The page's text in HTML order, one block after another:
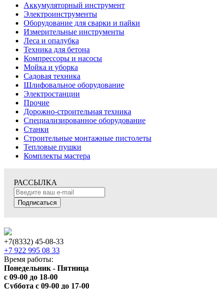
Аккумуляторный инструмент
Электроинструменты
Оборудование для сварки и пайки
Измерительные инструменты
Леса и опалубка
Техника для бетона
Компрессоры и насосы
Мойка и уборка
Садовая техника
Шлифовальное оборудование
Электростанции
Прочие
Дорожно-строительная техника
Специализированное оборудование
Станки
Строительные монтажные пистолеты
Тепловые пушки
Комплекты мастера
РАССЫЛКА
Подписаться
+7(8332) 45-08-33
+7 922 995 08 33
Время работы:
Понедельник - Пятница
с 09-00 до 18-00
Суббота с 09-00 до 17-00